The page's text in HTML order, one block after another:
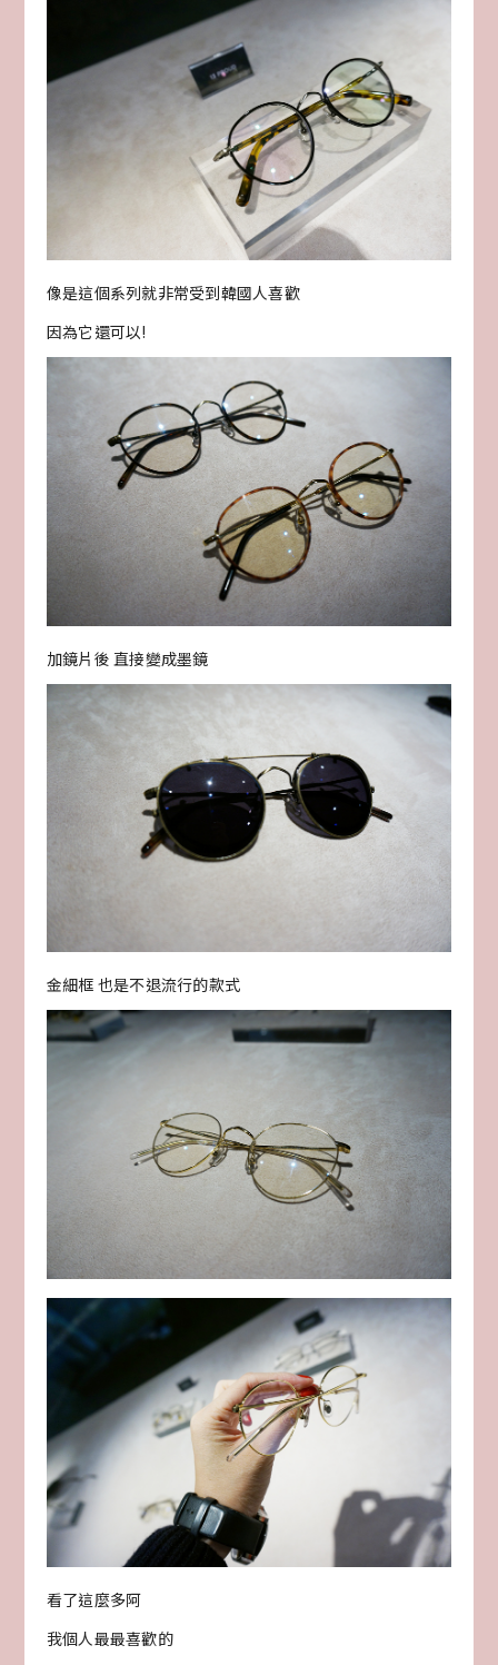
像是這個系列就非常受到韓國人喜歡
因為它還可以!
加鏡片後 直接變成墨鏡
金細框 也是不退流行的款式
看了這麼多阿
我個人最最喜歡的